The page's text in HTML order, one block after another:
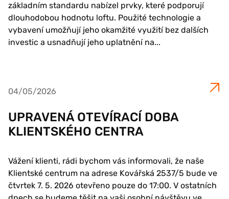
základním standardu nabízel prvky, které podporují
dlouhodobou hodnotu loftu. Použité technologie a
vybavení umožňují jeho okamžité využití bez dalších
investic a usnadňují jeho uplatnění na...
04/05/2026
UPRAVENÁ OTEVÍRACÍ DOBA
KLIENTSKÉHO CENTRA
Vážení klienti, rádi bychom vás informovali, že naše
Klientské centrum na adrese Kovářská 2537/5 bude ve
čtvrtek 7. 5. 2026 otevřeno pouze do 17:00. V ostatních